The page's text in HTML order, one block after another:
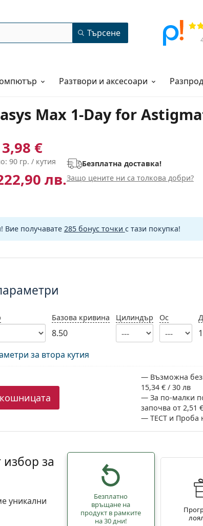
Прегледи
Търсене
Разтвори и аксесоари
Max 1-Day for
€
90 гр. / кутия
лв.
Безплатна доставка!
Защо цените ни са толкова добри?
Вие получавате 285 бонус точки с тази покупка!
Базова кривина
8.50
Цилиндър Ос
за втора кутия
Възможна
15,34 € / 30 лв
За по-малки
започва от 2,51
ТЕСТ и Проба
за
уникални
Безплатно
връщане на
продукт в рамките
на 30 дни!